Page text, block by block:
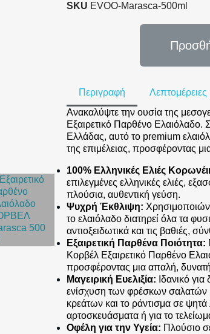
SKU EVOO-Marasca-500ml
Περιγραφή Λεπτομέρειες
Ανακαλύψτε την ουσία της
Εξαιρετικό Παρθένο Ελαιόλαδο.
Ελλάδας, αυτό το premium
της επιμέλειας, προσφέροντας
100% Ελληνικές Ελιές
επιλεγμένες ελληνικές ελιές,
πλούσια, αυθεντική γεύση.
Ψυχρή Έκθλιψη:
το ελαιόλαδο διατηρεί όλα τα
αντιοξειδωτικά και τις βαθιές,
Εξαιρετική Παρθένα Ποιότητα:
Κορβέλ Εξαιρετικό Παρθένο
προσφέροντας μια απαλή,
Μαγειρική Ευελιξία: Ιδανικό
ενίσχυση των φρέσκων σαλατών
κρεάτων και το ράντισμα σε
αρτοσκευάσματα ή για το
Οφέλη για την Υγεία: Πλούσιο